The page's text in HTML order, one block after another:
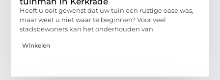
Heeft u ooit gewenst dat uw tuin een rustige oase was,
maar weet u niet waar te beginnen? Voor veel
stadsbewoners kan het onderhouden van
Winkelen